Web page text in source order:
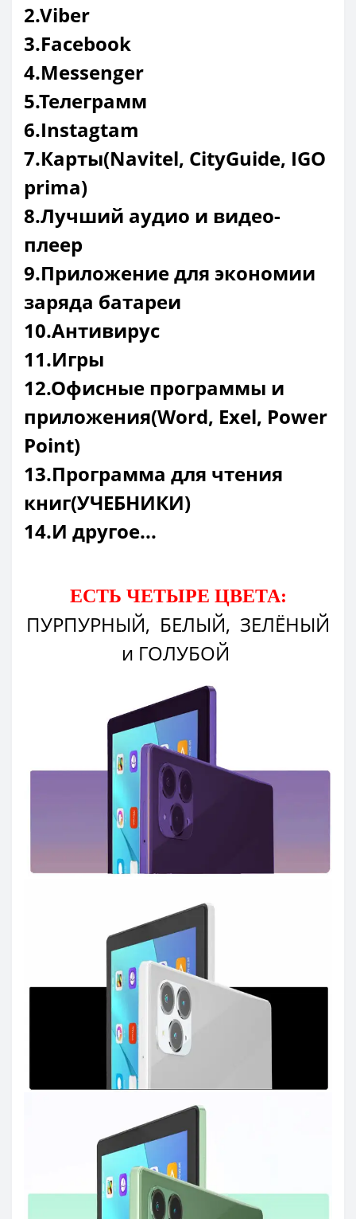
2.Viber
3.Facebook
4.Messenger
5.Телеграмм
6.Instagtam
7.Карты(Navitel, CityGuide, IGO
prima)
8.Лучший аудио и видео-
плеер
9.Приложение для экономии
заряда батареи
10.Антивирус
11.Игры
12.Офисные программы и
приложения(Word, Exel, Power
Point)
13.Программа для чтения
книг(УЧЕБНИКИ)
14.И другое...
ЕСТЬ ЧЕТЫРЕ ЦВЕТА:
ПУРПУРНЫЙ, БЕЛЫЙ, ЗЕЛЁНЫЙ
и ГОЛУБОЙ